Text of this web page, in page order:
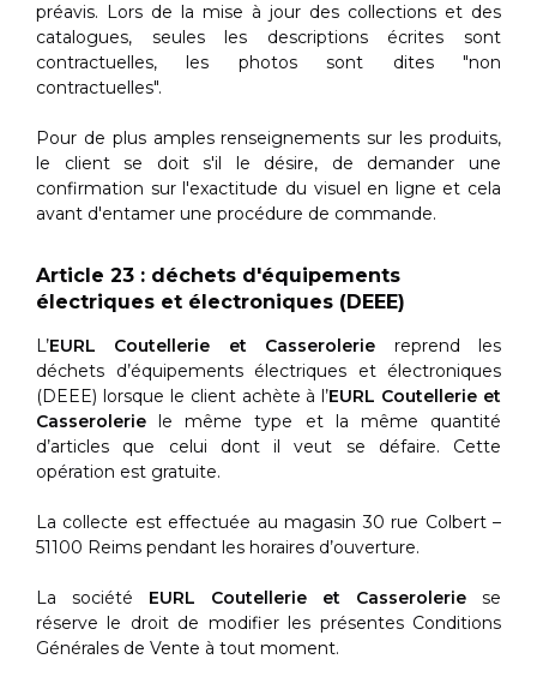
préavis. Lors de la mise à jour des collections et des
catalogues, seules les descriptions écrites sont
contractuelles, les photos sont dites "non
contractuelles".
Pour de plus amples renseignements sur les produits,
le client se doit s'il le désire, de demander une
confirmation sur l'exactitude du visuel en ligne et cela
avant d'entamer une procédure de commande.
Article 23 : déchets d'équipements
électriques et électroniques (DEEE)
L’EURL Coutellerie et Casserolerie reprend les
déchets d’équipements électriques et électroniques
(DEEE) lorsque le client achète à l’EURL Coutellerie et
Casserolerie le même type et la même quantité
d’articles que celui dont il veut se défaire. Cette
opération est gratuite.
La collecte est effectuée au magasin 30 rue Colbert –
51100 Reims pendant les horaires d’ouverture.
La société EURL Coutellerie et Casserolerie se
réserve le droit de modifier les présentes Conditions
Générales de Vente à tout moment.